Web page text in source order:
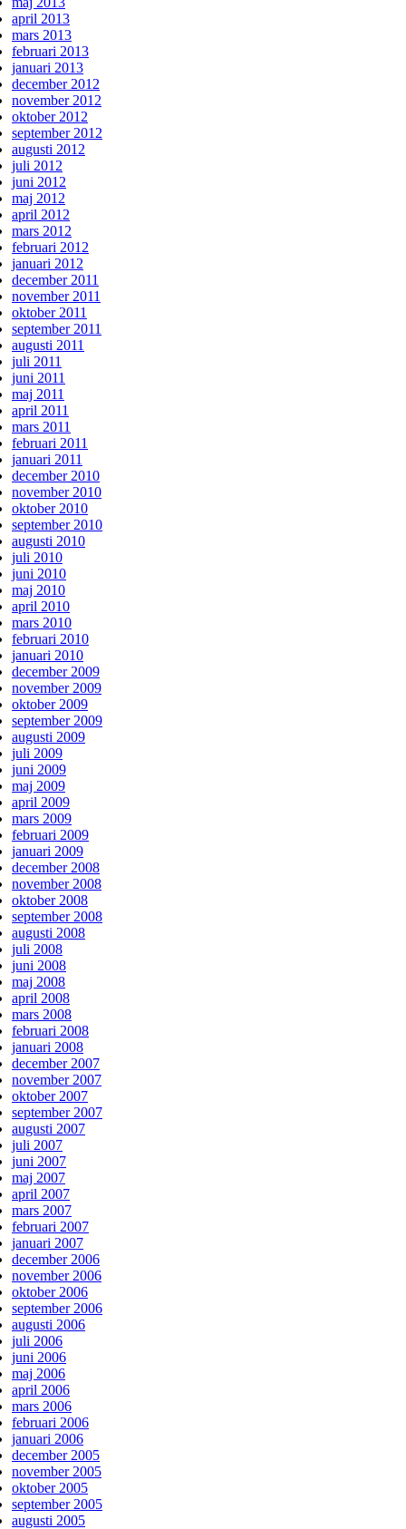
april 2013
mars 2013
februari 2013
januari 2013
december 2012
november 2012
oktober 2012
september 2012
augusti 2012
juli 2012
juni 2012
maj 2012
april 2012
mars 2012
februari 2012
januari 2012
december 2011
november 2011
oktober 2011
september 2011
augusti 2011
juli 2011
juni 2011
maj 2011
april 2011
mars 2011
februari 2011
januari 2011
december 2010
november 2010
oktober 2010
september 2010
augusti 2010
juli 2010
juni 2010
maj 2010
april 2010
mars 2010
februari 2010
januari 2010
december 2009
november 2009
oktober 2009
september 2009
augusti 2009
juli 2009
juni 2009
maj 2009
april 2009
mars 2009
februari 2009
januari 2009
december 2008
november 2008
oktober 2008
september 2008
augusti 2008
juli 2008
juni 2008
maj 2008
april 2008
mars 2008
februari 2008
januari 2008
december 2007
november 2007
oktober 2007
september 2007
augusti 2007
juli 2007
juni 2007
maj 2007
april 2007
mars 2007
februari 2007
januari 2007
december 2006
november 2006
oktober 2006
september 2006
augusti 2006
juli 2006
juni 2006
maj 2006
april 2006
mars 2006
februari 2006
januari 2006
december 2005
november 2005
oktober 2005
september 2005
augusti 2005